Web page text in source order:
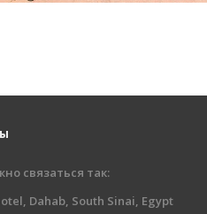
связаться так:
Dahab, South Sinai, Egypt